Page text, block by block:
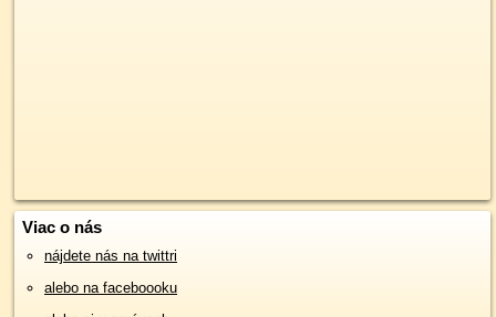
Viac o nás
nájdete nás na twittri
alebo na faceboooku